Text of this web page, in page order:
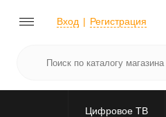
Вход Регистрация
Цифровое ТВ